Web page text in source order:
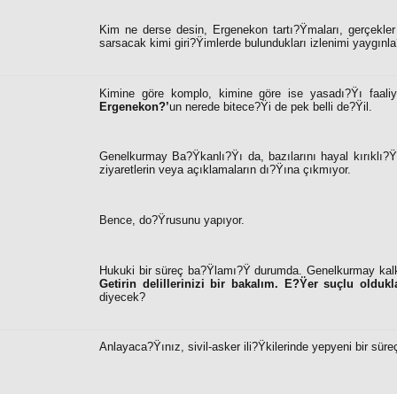
Kim ne derse desin, Ergenekon tartı?Ÿmaları,
sarsacak kimi giri?Ÿimlerde bulundukları izlenimi
Kimine göre komplo, kimine göre ise yasadı?Ÿı
Ergenekon?’un nerede bitece?Ÿi de pek belli de?Ÿil.
Genelkurmay Ba?Ÿkanlı?Ÿı da, bazılarını hayal
ziyaretlerin veya açıklamaların dı?Ÿına çıkmıyor.
Bence, do?Ÿrusunu yapıyor.
Hukuki bir süreç ba?Ÿlamı?Ÿ durumda. Genelkurmay
Getirin delillerinizi bir bakalım. E?Ÿer suçlu
diyecek?
Anlayaca?Ÿınız, sivil-asker ili?Ÿkilerinde yepyeni bir